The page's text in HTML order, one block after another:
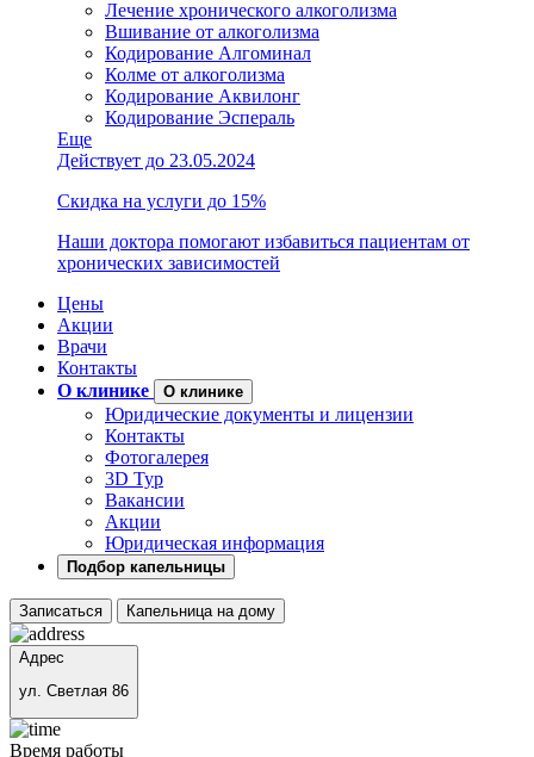
Лечение хронического алкоголизма
Вшивание от алкоголизма
Кодирование Алгоминал
Колме от алкоголизма
Кодирование Аквилонг
Кодирование Эспераль
Еще
Действует до 23.05.2024
Скидка на услуги до 15%
Наши доктора помогают избавиться пациентам от
хронических зависимостей
Цены
Акции
Врачи
Контакты
О клинике
О клинике
Юридические документы и лицензии
Контакты
Фотогалерея
3D Тур
Вакансии
Акции
Юридическая информация
Подбор капельницы
Записаться Капельница на дому
Адрес
ул. Светлая 86
Время работы